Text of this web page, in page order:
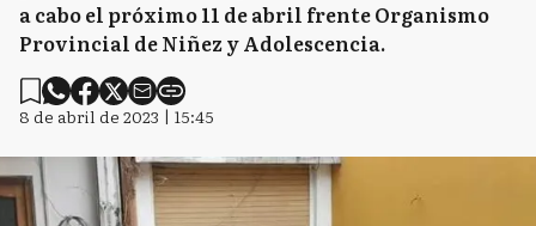
a cabo el próximo 11 de abril frente Organismo
Provincial de Niñez y Adolescencia.
8 de abril de 2023 | 15:45